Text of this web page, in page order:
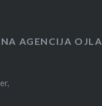
AGENCIJA OJLA